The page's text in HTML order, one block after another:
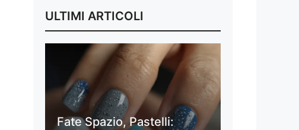
ULTIMI ARTICOLI
Fate Spazio, Pastelli: